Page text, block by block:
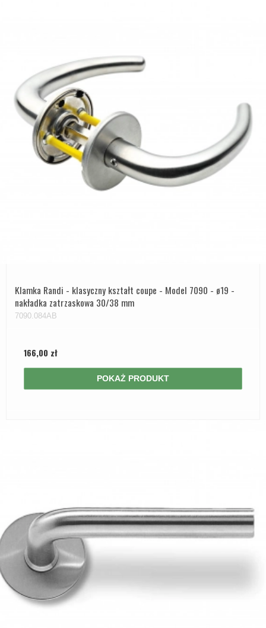
Klamka Randi - klasyczny kształt coupe - Model 7090 - ø19 -
nakładka zatrzaskowa 30/38 mm
7090.084AB
166,00 zł
POKAŻ PRODUKT